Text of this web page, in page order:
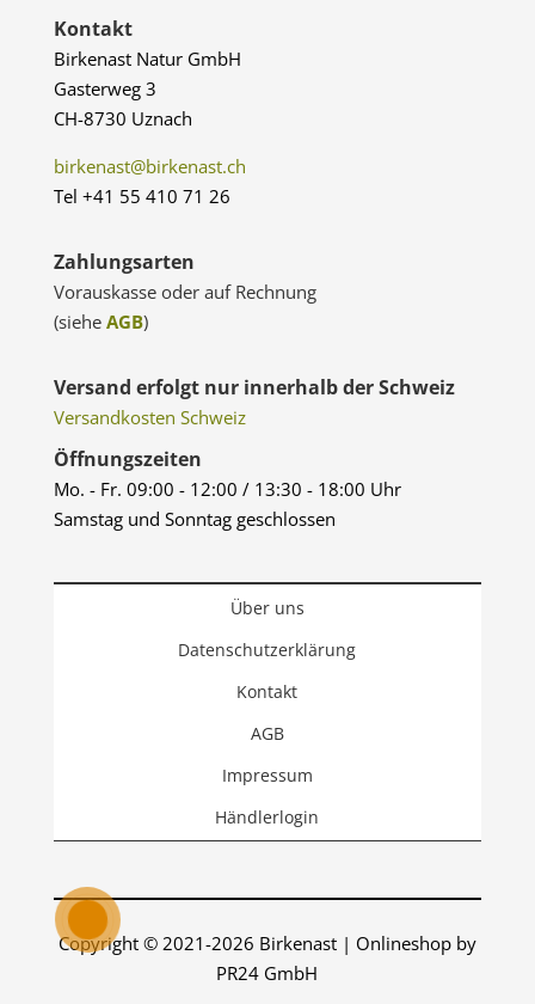
Kontakt
Birkenast Natur GmbH
Gasterweg 3
CH-8730 Uznach
birkenast@birkenast.ch
Tel +41 55 410 71 26
Zahlungsarten
Vorauskasse oder auf Rechnung
(siehe AGB)
Versand erfolgt nur innerhalb der Schweiz
Versandkosten Schweiz
Öffnungszeiten
Mo. - Fr. 09:00 - 12:00 / 13:30 - 18:00 Uhr
Samstag und Sonntag geschlossen
Über uns
Datenschutzerklärung
Kontakt
AGB
Impressum
Händlerlogin
Copyright © 2021-2026 Birkenast | Onlineshop by
PR24 GmbH